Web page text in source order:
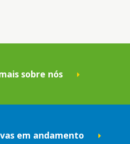
sobre nós
em andamento